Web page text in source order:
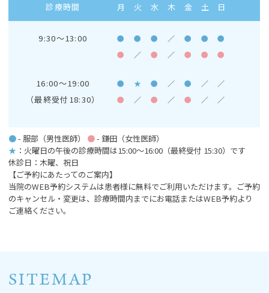
診療時間 月 火 水 木 金 土 日
9:30～13:00 ● ● ● ／ ● ●
●
●
／ ● ／ ● ● ●
16:00～19:00 ● ★ ● ／ ● ／ ／
（最終受付18:30） ● ／ ● ／ ● ／ ／
●- 服部（男性医師） ●- 鎌田（女性医師）
★ ：火曜日の午後の診療時間は15:00～16:00 （最終受付 15:30）です
休診日：木曜、祝日
【ご予約にあたってのご案内】
当院のWEB予約システムは患者様に無料でご利用いただけます。ご予約
のキャンセル・変更は、診療時間内までにお電話またはWEB予約より
ご連絡ください。
SITEMAP